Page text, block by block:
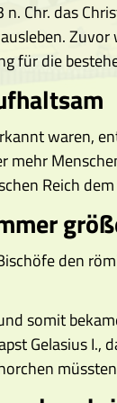
n. Chr. das
für die
waren,
Reich
den
somit
Gelasius